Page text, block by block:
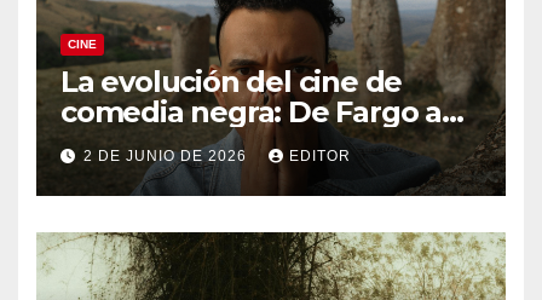
CINE
La evolución del cine de
comedia negra: De Fargo a
Knives Out
2 DE JUNIO DE 2026 EDITOR